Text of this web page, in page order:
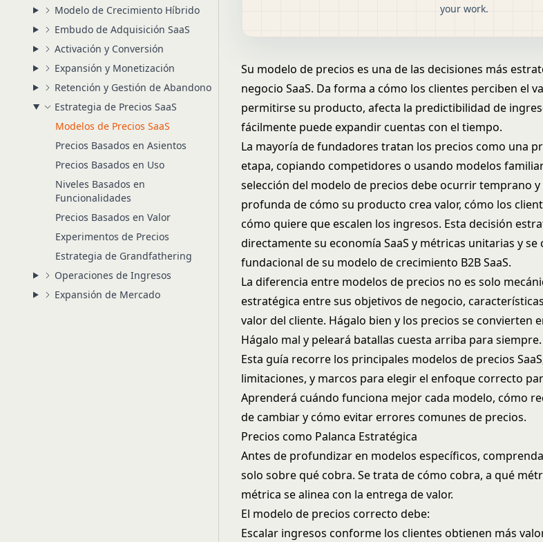
Modelo de Crecimiento Híbrido
Embudo de Adquisición SaaS
Activación y Conversión
Expansión y Monetización
Retención y Gestión de Abandono
Estrategia de Precios SaaS
Modelos de Precios SaaS
Precios Basados en Asientos
Precios Basados en Uso
Niveles Basados en
Funcionalidades
Precios Basados en Valor
Experimentos de Precios
Estrategia de Grandfathering
Operaciones de Ingresos
Expansión de Mercado
your work.
Su modelo de precios es una de las decisiones más
negocio SaaS. Da forma a cómo los clientes perciben el
permitirse su producto, afecta la predictibilidad de
fácilmente puede expandir cuentas con el tiempo.
La mayoría de fundadores tratan los precios como una
etapa, copiando competidores o usando modelos
selección del modelo de precios debe ocurrir temprano
profunda de cómo su producto crea valor, cómo los
cómo quiere que escalen los ingresos. Esta decisión
directamente sueconomía SaaS y métricas unitarias y se
fundacional de su modelo de crecimiento B2B SaaS.
La diferencia entre modelos de precios no es solo
estratégica entre sus objetivos de negocio,
valor del cliente. Hágalo bien y los precios se convierten
Hágalo mal y peleará batallas cuesta arriba para siempre.
Esta guía recorre los principales modelos de precios
limitaciones, y marcos para elegir el enfoque correcto
Aprenderá cuándo funciona mejor cada modelo, cómo
de cambiar y cómo evitar errores comunes de precios.
Precios como Palanca Estratégica
Antes de profundizar en modelos específicos,
solo sobre qué cobra. Se trata de cómo cobra, a qué
métrica se alinea con la entrega de valor.
El modelo de precios correcto debe:
Escalar ingresos conforme los clientes obtienen más